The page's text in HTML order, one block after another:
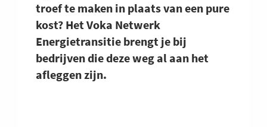
troef te maken in plaats van een pure
kost? Het Voka Netwerk
Energietransitie brengt je bij
bedrijven die deze weg al aan het
afleggen zijn.